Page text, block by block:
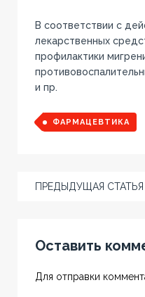
В соответствии с
лекарственных
профилактики
и пр.
ФАРМАЦЕВТИКА
ПРЕДЫДУЩАЯ СТАТЬЯ
Оставить
Для отправки